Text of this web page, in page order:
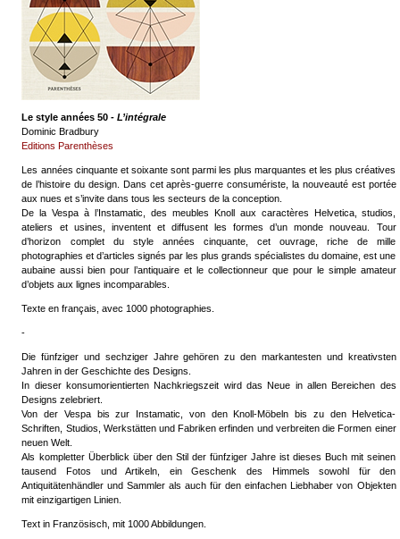
Le style années 50 - L’intégrale
Dominic Bradbury
Editions Parenthèses
Les années cinquante et soixante sont parmi les plus marquantes et les plus créatives
de l’histoire du design. Dans cet après-guerre consumériste, la nouveauté est portée
aux nues et s’invite dans tous les secteurs de la conception.
De la Vespa à l’Instamatic, des meubles Knoll aux caractères Helvetica, studios,
ateliers et usines, inventent et diffusent les formes d’un monde nouveau. Tour
d’horizon complet du style années cinquante, cet ouvrage, riche de mille
photographies et d’articles signés par les plus grands spécialistes du domaine, est une
aubaine aussi bien pour l’antiquaire et le collectionneur que pour le simple amateur
d’objets aux lignes incomparables.
Texte en français, avec 1000 photographies.
-
Die fünfziger und sechziger Jahre gehören zu den markantesten und kreativsten
Jahren in der Geschichte des Designs.
In dieser konsumorientierten Nachkriegszeit wird das Neue in allen Bereichen des
Designs zelebriert.
Von der Vespa bis zur Instamatic, von den Knoll-Möbeln bis zu den Helvetica-
Schriften, Studios, Werkstätten und Fabriken erfinden und verbreiten die Formen einer
neuen Welt.
Als kompletter Überblick über den Stil der fünfziger Jahre ist dieses Buch mit seinen
tausend Fotos und Artikeln, ein Geschenk des Himmels sowohl für den
Antiquitätenhändler und Sammler als auch für den einfachen Liebhaber von Objekten
mit einzigartigen Linien.
Text in Französisch, mit 1000 Abbildungen.